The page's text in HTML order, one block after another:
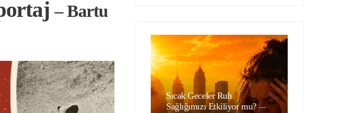
– Bartu
Sıcak Geceler Ruh
Sağlığımızı Etkiliyor mu?—